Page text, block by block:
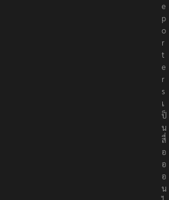
e
p
o
r
t
e
r
s
เ
ป็
น
สื่
อ
อ
อ
น